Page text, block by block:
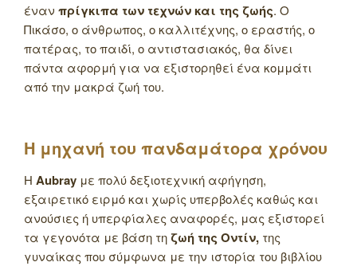
έναν πρίγκιπα των τεχνών και της ζωής. Ο
Πικάσο, ο άνθρωπος, ο καλλιτέχνης, ο εραστής, ο
πατέρας, το παιδί, ο αντιστασιακός, θα δίνει
πάντα αφορμή για να εξιστορηθεί ένα κομμάτι
από την μακρά ζωή του.
Η μηχανή του πανδαμάτορα χρόνου
Η Aubray με πολύ δεξιοτεχνική αφήγηση,
εξαιρετικό ειρμό και χωρίς υπερβολές καθώς και
ανούσιες ή υπερφίαλες αναφορές, μας εξιστορεί
τα γεγονότα με βάση τη ζωή της Οντίν, της
γυναίκας που σύμφωνα με την ιστορία του βιβλίου